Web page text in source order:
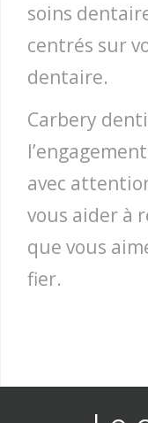
soins
centrés sur
dentaire.
Carbery
avec
vous aider à
que vous
fier.